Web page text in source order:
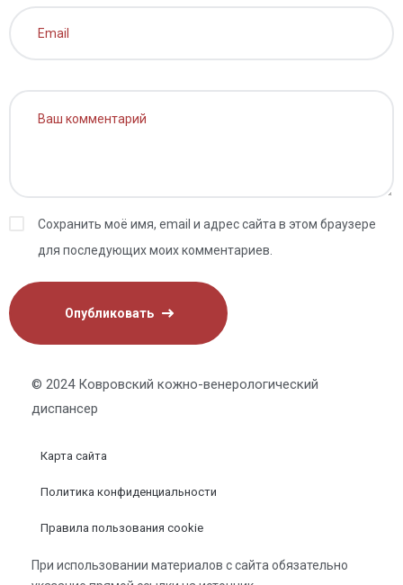
Сохранить моё имя, email и адрес сайта в этом браузере
для последующих моих комментариев.
© 2024 Ковровский кожно-венерологический
диспансер
Карта сайта
Политика конфиденциальности
Правила пользования cookie
При использовании материалов с сайта обязательно